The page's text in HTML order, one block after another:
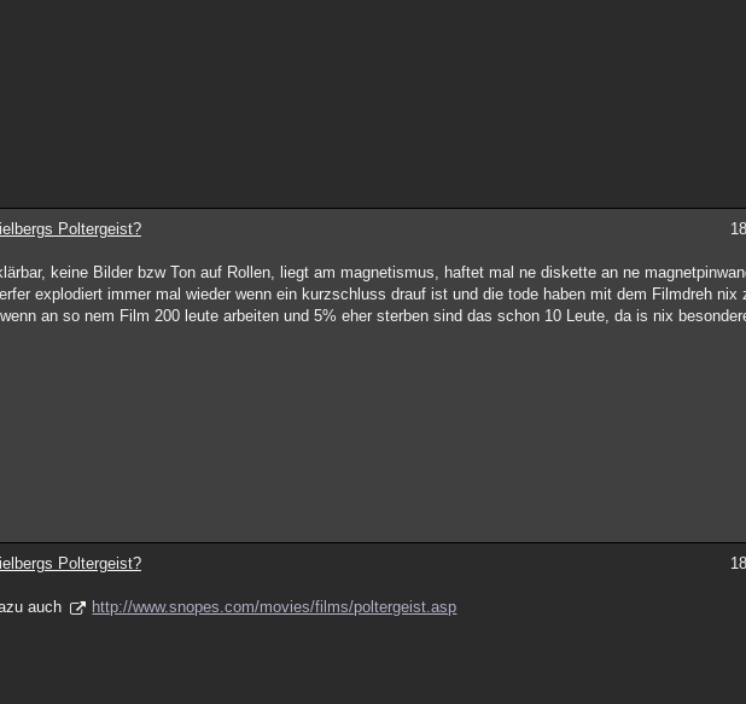
Poltergeist?
keine Bilder bzw Ton auf Rollen, liegt am magnetismus, haftet mal ne diskette an ne
explodiert immer mal wieder wenn ein kurzschluss drauf ist und die tode haben mit dem Filmdreh nix
an so nem Film 200 leute arbeiten und 5% eher sterben sind das schon 10 Leute, da is nix
Poltergeist?
auch http://www.snopes.com/movies/films/poltergeist.asp